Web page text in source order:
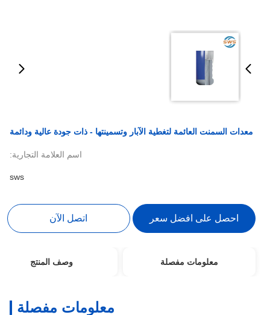
معدات السمنت العائمة لتغطية الآبار وتسمينتها - ذات جودة عالية ودائمة
اسم العلامة التجارية:
sws
احصل على افضل سعر اتصل الآن
معلومات مفصلة وصف المنتج
معلومات مفصلة